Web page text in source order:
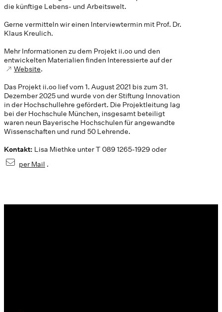
die künftige Lebens- und Arbeitswelt.
Gerne vermitteln wir einen Interviewtermin mit Prof. Dr.
Klaus Kreulich.
Mehr Informationen zu dem Projekt ii.oo und den
entwickelten Materialien finden Interessierte auf der
Website.
Das Projekt ii.oo lief vom 1. August 2021 bis zum 31.
Dezember 2025 und wurde von der Stiftung Innovation
in der Hochschullehre gefördert. Die Projektleitung lag
bei der Hochschule München, insgesamt beteiligt
waren neun Bayerische Hochschulen für angewandte
Wissenschaften und rund 50 Lehrende.
Kontakt: Lisa Miethke unter T 089 1265-1929 oder
per Mail .